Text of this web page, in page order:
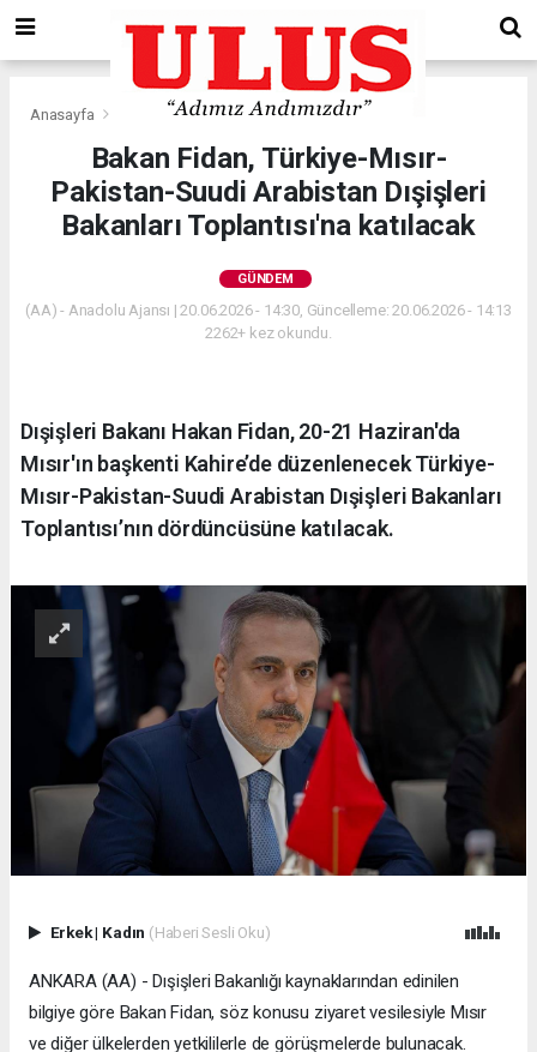
Anasayfa Gündem
Bakan Fidan, Türkiye-Mısır-
Pakistan-Suudi Arabistan Dışişleri
Bakanları Toplantısı'na katılacak
GÜNDEM
(AA) - Anadolu Ajansı | 20.06.2026 - 14:30, Güncelleme: 20.06.2026 - 14:13
2262+ kez okundu.
Dışişleri Bakanı Hakan Fidan, 20-21 Haziran'da
Mısır'ın başkenti Kahire’de düzenlenecek Türkiye-
Mısır-Pakistan-Suudi Arabistan Dışişleri Bakanları
Toplantısı’nın dördüncüsüne katılacak.
Erkek| Kadın (Haberi Sesli Oku)
ANKARA (AA) - Dışişleri Bakanlığı kaynaklarından edinilen
bilgiye göre Bakan Fidan, söz konusu ziyaret vesilesiyle Mısır
ve diğer ülkelerden yetkililerle de görüşmelerde bulunacak.